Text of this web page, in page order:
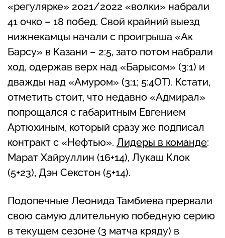
«регулярке» 2021/2022 «волки» набрали
41 очко – 18 побед. Свой крайний выезд
нижнекамцы начали с проигрыша «Ак
Барсу» в Казани – 2:5, зато потом набрали
ход, одержав верх над «Барысом» (3:1) и
дважды над «Амуром» (3:1; 5:4ОТ). Кстати,
отметить стоит, что недавно «Адмирал»
попрощался с габаритным Евгением
Артюхиным, который сразу же подписал
контракт с «Нефтью». Лидеры в команде:
Марат Хайруллин (16+14), Лукаш Клок
(5+23), Дэн Секстон (5+14).
Подопечные Леонида Тамбиева прервали
свою самую длительную победную серию
в текущем сезоне (3 матча кряду) в